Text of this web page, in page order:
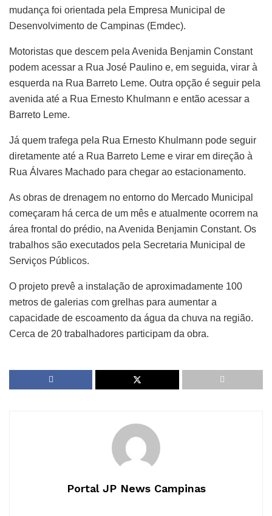
mudança foi orientada pela Empresa Municipal de
Desenvolvimento de Campinas (Emdec).
Motoristas que descem pela Avenida Benjamin Constant
podem acessar a Rua José Paulino e, em seguida, virar à
esquerda na Rua Barreto Leme. Outra opção é seguir pela
avenida até a Rua Ernesto Khulmann e então acessar a
Barreto Leme.
Já quem trafega pela Rua Ernesto Khulmann pode seguir
diretamente até a Rua Barreto Leme e virar em direção à
Rua Álvares Machado para chegar ao estacionamento.
As obras de drenagem no entorno do Mercado Municipal
começaram há cerca de um mês e atualmente ocorrem na
área frontal do prédio, na Avenida Benjamin Constant. Os
trabalhos são executados pela Secretaria Municipal de
Serviços Públicos.
O projeto prevê a instalação de aproximadamente 100
metros de galerias com grelhas para aumentar a
capacidade de escoamento da água da chuva na região.
Cerca de 20 trabalhadores participam da obra.
Portal JP News Campinas